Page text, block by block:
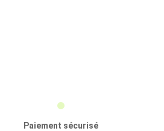
Paiement sécurisé